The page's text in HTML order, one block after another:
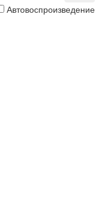
Автовоспроизведение